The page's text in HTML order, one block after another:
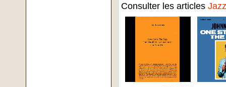
Consulter les articles